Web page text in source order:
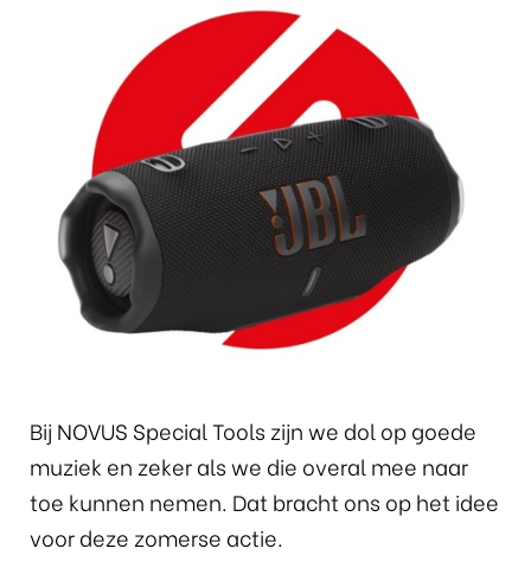
Bij NOVUS Special Tools zijn we dol op goede
muziek en zeker als we die overal mee naar
toe kunnen nemen. Dat bracht ons op het idee
voor deze zomerse actie.